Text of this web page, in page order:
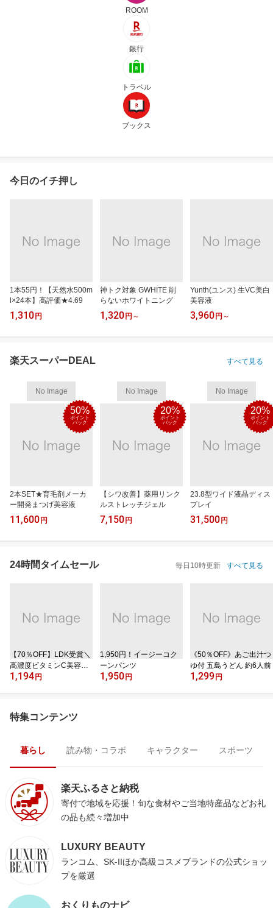
ROOM
銀行
トラベル
ブックス
今日のイチ押し
1本55円！【天然水500m
l×24本】高評価★4.69
1,310 円
神トク対象 GWHITE 削
らないホワイトニング
1,320 円 ～
Yunth(ユンス) 生VC美白
美容液
3,960 円 ～
楽天スーパーDEAL すべて見る
No Image
50%
ポイント
バック
2本SET★育毛剤メーカ
ー開発まつげ美容液
11,600 円
No Image
20%
ポイント
バック
【シワ改善】薬用リンク
ルストレッチジェル
7,150 円
No Image
20%
ポイント
バック
23.8型ワイド液晶ディス
プレイ
31,500 円
24時間タイムセール 毎日10時更新 すべて見る
【70％OFF】LDK受賞＼
高濃度ビタミンC美容液
／
1,194 円
1,950円！イージーコク
ーンパンツ
1,950 円
《50％OFF》あご出汁つ
ゆ付 五島うどん 約6人前
1,299 円
特集コンテンツ
暮らし 読み物・コラボ キャラクター スポーツ
楽天ふるさと納税
寄付で地域を応援！旬な食材やご当地特産品などお礼
の品も続々増加中
LUXURY BEAUTY
ランコム、SK-IIほか高級コスメブランドの公式ショッ
プを厳選
おくりものナビ